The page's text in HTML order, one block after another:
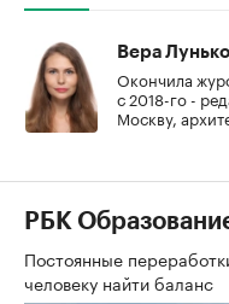
Вера
Окончила
с 2018-го -
Москву,
РБК
Постоянные
человеку найти баланс